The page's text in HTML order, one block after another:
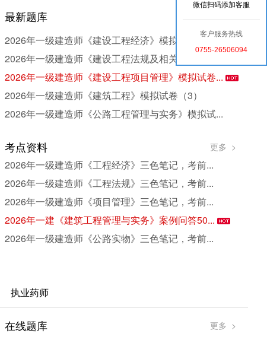
最新题库
2026年一级建造师《建设工程经济》模拟试卷（3）
2026年一级建造师《建设工程法规及相关知识》模...
2026年一级建造师《建设工程项目管理》模拟试卷...
2026年一级建造师《建筑工程》模拟试卷（3）
2026年一级建造师《公路工程管理与实务》模拟试...
考点资料 更多 >
2026年一级建造师《工程经济》三色笔记，考前...
2026年一级建造师《工程法规》三色笔记，考前...
2026年一级建造师《项目管理》三色笔记，考前...
2026年一建《建筑工程管理与实务》案例问答50...
2026年一级建造师《公路实物》三色笔记，考前...
考
执业药师
在线题库 更多 >
微信扫码添加客服
客户服务热线
0755-26506094